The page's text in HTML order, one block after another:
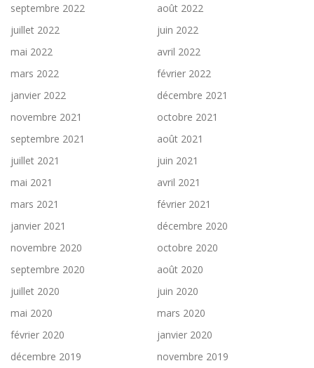
septembre 2022
août 2022
juillet 2022
juin 2022
mai 2022
avril 2022
mars 2022
février 2022
janvier 2022
décembre 2021
novembre 2021
octobre 2021
septembre 2021
août 2021
juillet 2021
juin 2021
mai 2021
avril 2021
mars 2021
février 2021
janvier 2021
décembre 2020
novembre 2020
octobre 2020
septembre 2020
août 2020
juillet 2020
juin 2020
mai 2020
mars 2020
février 2020
janvier 2020
décembre 2019
novembre 2019